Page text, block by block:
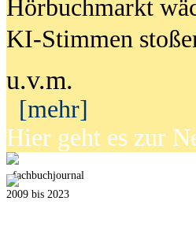
Hörbuchmarkt
KI-Stimmen
u.v.m.
[mehr]
Hier geht es zur
fachbuchjournal
2009 bis 2023